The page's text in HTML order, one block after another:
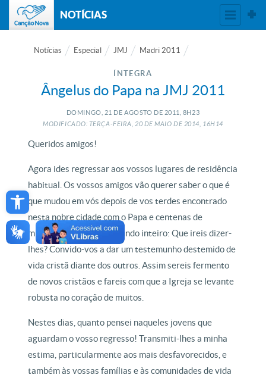
Open toolbar
NOTÍCIAS
Notícias Especial JMJ Madri 2011
ÍNTEGRA
Ângelus do Papa na JMJ 2011
DOMINGO, 21 DE AGOSTO DE 2011, 8H23
MODIFICADO: TERÇA-FEIRA, 20 DEMAIO DE 2014, 16H14
Queridos amigos!
Agora ides regressar aos vossos lugares de residência
habitual. Os vossos amigos vão querer saber o que é
que mudou em vós depois de vos terdes encontrado
nesta nobre cidade com o Papa e centenas de
milhares de jovens do mundo inteiro: Que ireis dizer-
lhes? Convido-vos a dar um testemunho destemido de
vida cristã diante dos outros. Assim sereis fermento
de novos cristãos e fareis com que a Igreja se levante
robusta no coração de muitos.
Nestes dias, quanto pensei naqueles jovens que
aguardam o vosso regresso! Transmiti-lhes a minha
estima, particularmente aos mais desfavorecidos, e
também às vossas famílias e às comunidades de vida